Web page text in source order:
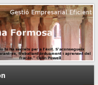
de la PyME
externalizada.